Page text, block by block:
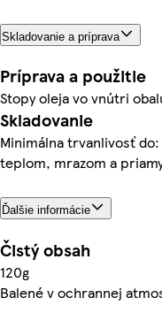
Skladovanie a príprava
Príprava a použitie
Stopy oleja vo vnútri
Skladovanie
Minimálna trvanlivosť
teplom, mrazom a
Ďalšie informácie
Čistý obsah
120g
Balené v ochrannej